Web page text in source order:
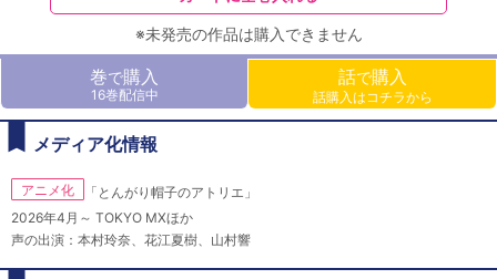
※未発売の作品は購入できません
巻で購入
16巻配信中
話で購入
話購入はコチラから
メディア化情報
アニメ化
「とんがり帽子のアトリエ」
2026年4月～ TOKYO MXほか
声の出演：本村玲奈、花江夏樹、山村響